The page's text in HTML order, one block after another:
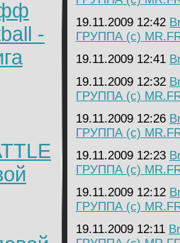
-
19.11.2009 12:42
ГРУППА (с)
19.11.2009 12:41
19.11.2009 12:32
ГРУППА (с)
19.11.2009 12:26
ГРУППА (с)
19.11.2009 12:23
ГРУППА (с)
19.11.2009 12:12
ГРУППА (с)
19.11.2009 12:11